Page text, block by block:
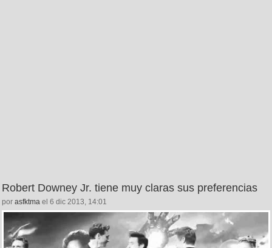
Robert Downey Jr. tiene muy claras sus preferencias
por asfktma el 6 dic 2013, 14:01